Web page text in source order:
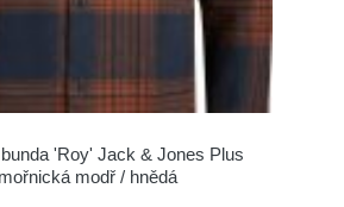
'Roy' Jack & Jones Plus
modř / hnědá